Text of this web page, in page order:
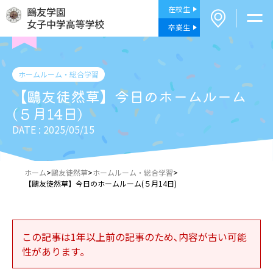
在校生
卒業生
ホームルーム・総合学習
【鷗友徒然草】今日のホームルーム
(５月14日)
DATE : 2025/05/15
ホーム>鷗友徒然草>ホームルーム・総合学習>
【鷗友徒然草】今日のホームルーム(５月14日)
この記事は1年以上前の記事のため､内容が古い可能
性があります｡